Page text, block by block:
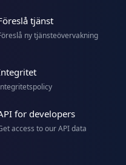
tjänst
ny tjänsteövervakning
for developers
access to our API data